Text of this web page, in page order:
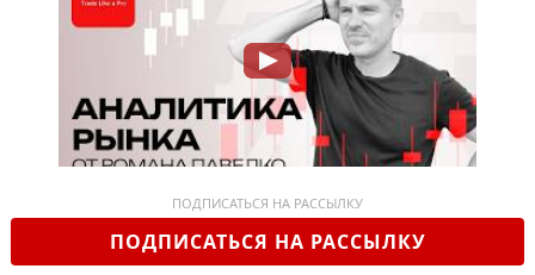
ПОДПИСАТЬСЯ НА РАССЫЛКУ
ПОДПИСАТЬСЯ НА РАССЫЛКУ